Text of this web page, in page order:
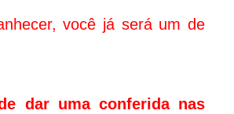
você já será um de
dar uma conferida nas